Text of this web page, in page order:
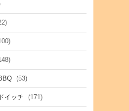
(53)
イッチ (171)